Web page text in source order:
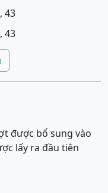
43
43
được bổ sung vào
lấy ra đầu tiên